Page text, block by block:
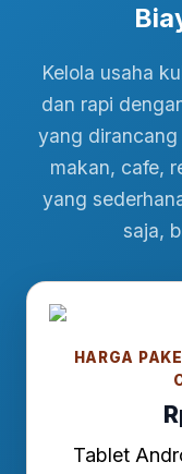
Kelola usaha
dan rapi
yang
makan, cafe,
yang
saja,
HARGA
Tablet